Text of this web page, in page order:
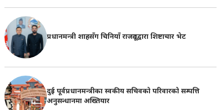
प्रधानमन्त्री शाहसँग चिनियाँ राजदूतद्वारा शिष्टाचार भेट
दुई पूर्वप्रधानमन्त्रीका स्वकीय सचिवको परिवारको सम्पत्ति
अनुसन्धानमा अख्तियार